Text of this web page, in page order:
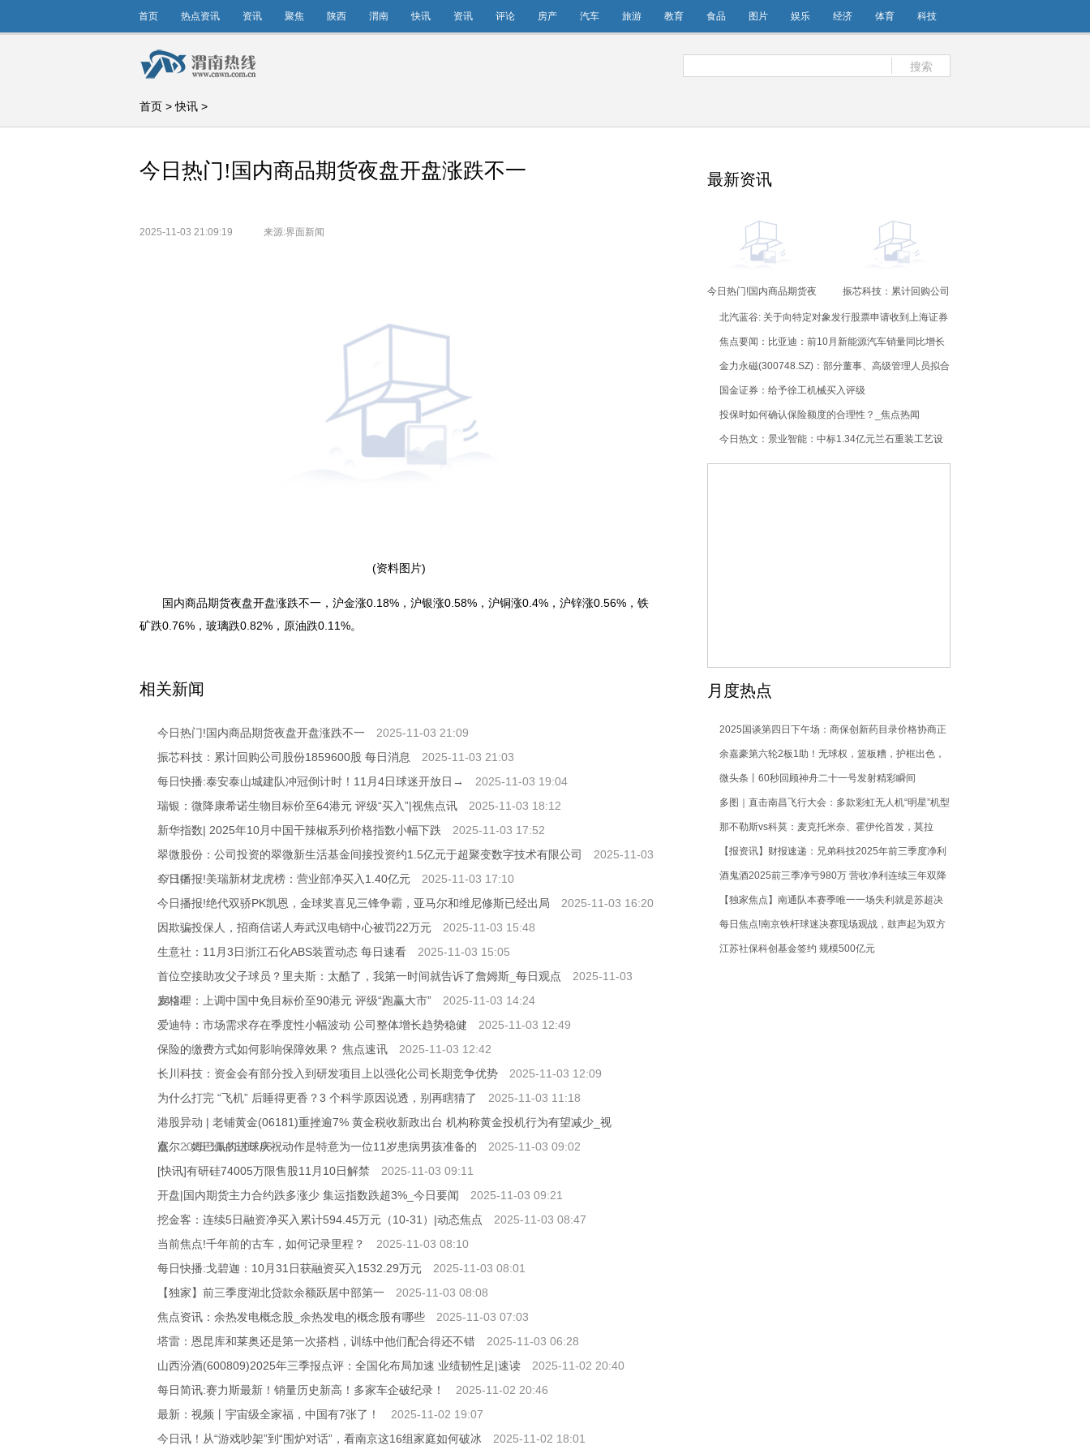
首页 热点资讯 资讯 聚焦 陕西 渭南 快讯 资讯 评论 房产 汽车 旅游 教育 食品 图片 娱乐 经济 体育 科技
搜索
首页 >快讯 >
今日热门!国内商品期货夜盘开盘涨跌不一
2025-11-03 21:09:19 来源:界面新闻
(资料图片)
国内商品期货夜盘开盘涨跌不一，沪金涨0.18%，沪银涨0.58%，沪铜涨0.4%，沪锌涨0.56%，铁
矿跌0.76%，玻璃跌0.82%，原油跌0.11%。
相关新闻
今日热门!国内商品期货夜盘开盘涨跌不一
2025-11-03 21:09
振芯科技：累计回购公司股份1859600股 每日消息
2025-11-03 21:03
每日快播:泰安泰山城建队冲冠倒计时！11月4日球迷开放日→
2025-11-03 19:04
瑞银：微降康希诺生物目标价至64港元 评级“买入”|视焦点讯
2025-11-03 18:12
新华指数| 2025年10月中国干辣椒系列价格指数小幅下跌
2025-11-03 17:52
翠微股份：公司投资的翠微新生活基金间接投资约1.5亿元于超聚变数字技术有限公司
2025-11-03
17:10
今日播报!美瑞新材龙虎榜：营业部净买入1.40亿元
2025-11-03 17:10
今日播报!绝代双骄PK凯恩，金球奖喜见三锋争霸，亚马尔和维尼修斯已经出局
2025-11-03 16:20
因欺骗投保人，招商信诺人寿武汉电销中心被罚22万元
2025-11-03 15:48
生意社：11月3日浙江石化ABS装置动态 每日速看
2025-11-03 15:05
首位空接助攻父子球员？里夫斯：太酷了，我第一时间就告诉了詹姆斯_每日观点
2025-11-03
14:24
麦格理：上调中国中免目标价至90港元 评级“跑赢大市”
2025-11-03 14:24
爱迪特：市场需求存在季度性小幅波动 公司整体增长趋势稳健
2025-11-03 12:49
保险的缴费方式如何影响保障效果？ 焦点速讯
2025-11-03 12:42
长川科技：资金会有部分投入到研发项目上以强化公司长期竞争优势
2025-11-03 12:09
为什么打完 “飞机” 后睡得更香？3 个科学原因说透，别再瞎猜了
2025-11-03 11:18
港股异动 | 老铺黄金(06181)重挫逾7% 黄金税收新政出台 机构称黄金投机行为有望减少_视
点
2025-11-03 09:46
塞尔：姆巴佩的进球庆祝动作是特意为一位11岁患病男孩准备的
2025-11-03 09:02
[快讯]有研硅74005万限售股11月10日解禁
2025-11-03 09:11
开盘|国内期货主力合约跌多涨少 集运指数跌超3%_今日要闻
2025-11-03 09:21
挖金客：连续5日融资净买入累计594.45万元（10-31）|动态焦点
2025-11-03 08:47
当前焦点!千年前的古车，如何记录里程？
2025-11-03 08:10
每日快播:戈碧迦：10月31日获融资买入1532.29万元
2025-11-03 08:01
【独家】前三季度湖北贷款余额跃居中部第一
2025-11-03 08:08
焦点资讯：余热发电概念股_余热发电的概念股有哪些
2025-11-03 07:03
塔雷：恩昆库和莱奥还是第一次搭档，训练中他们配合得还不错
2025-11-03 06:28
山西汾酒(600809)2025年三季报点评：全国化布局加速 业绩韧性足|速读
2025-11-02 20:40
每日简讯:赛力斯最新！销量历史新高！多家车企破纪录！
2025-11-02 20:46
最新：视频丨宇宙级全家福，中国有7张了！
2025-11-02 19:07
今日讯！从“游戏吵架”到“围炉对话”，看南京这16组家庭如何破冰
2025-11-02 18:01
最新资讯
今日热门!国内商品期货夜
振芯科技：累计回购公司
息
北汽蓝谷: 关于向特定对象发行股票申请收到上海证券
交易所审核意见通知的公告
焦点要闻：比亚迪：前10月新能源汽车销量同比增长
13.88%
金力永磁(300748.SZ)：部分董事、高级管理人员拟合
计减持不超0.15%股份 每日消息
国金证券：给予徐工机械买入评级
投保时如何确认保险额度的合理性？_焦点热闻
今日热文：景业智能：中标1.34亿元兰石重装工艺设
备项目
月度热点
2025国谈第四日下午场：商保创新药目录价格协商正
式开启-每日热议
余嘉豪第六轮2板1助！无球权，篮板糟，护框出色，
后续回国打全运-速读
微头条丨60秒回顾神舟二十一号发射精彩瞬间
多图｜直击南昌飞行大会：多款彩虹无人机“明星”机型
亮相 热头条
那不勒斯vs科莫：麦克托米奈、霍伊伦首发，莫拉
塔、尼科-帕斯出战
【报资讯】财报速递：兄弟科技2025年前三季度净利
润1.01亿元
酒鬼酒2025前三季净亏980万 营收净利连续三年双降
【独家焦点】南通队本赛季唯一一场失利就是苏超决
赛，此前14战12胜2平
每日焦点!南京铁杆球迷决赛现场观战，鼓声起为双方
加油！
江苏社保科创基金签约 规模500亿元